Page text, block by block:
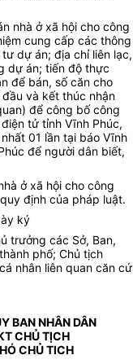
nhà ở xã hội cho công
cung cấp các thông
dự án; địa chỉ liên lạc,
dự án; tiến độ thực
để bán, số căn cho
và kết thúc nhận
để công bố công
tử tỉnh Vĩnh Phúc,
01 lần tại báo Vĩnh
để người dân biết,
ở xã hội cho công
định của pháp luật.
ký
trưởng các Sở, Ban,
phố; Chủ tịch
nhân liên quan căn cứ
BAN NHÂN DÂN
CHỦ TỊCH
CHỦ TICH